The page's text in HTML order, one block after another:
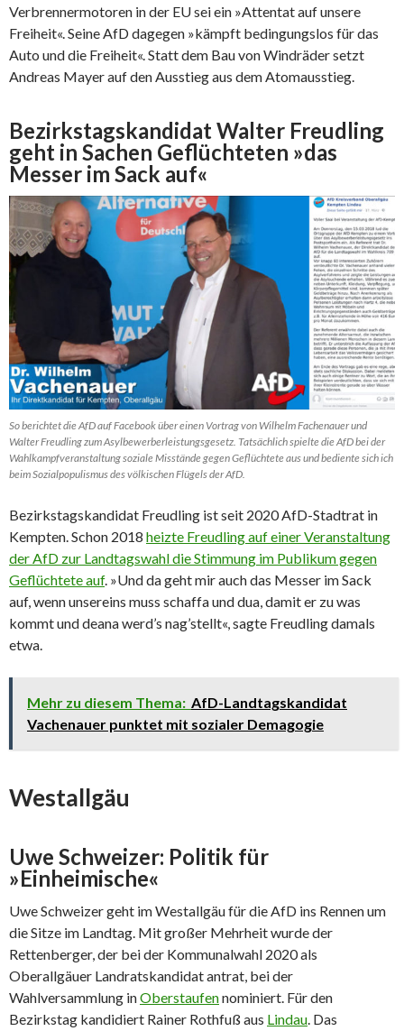
Verbrennermotoren in der EU sei ein »Attentat auf unsere
Freiheit«. Seine AfD dagegen »kämpft bedingungslos für das
Auto und die Freiheit«. Statt dem Bau von Windräder setzt
Andreas Mayer auf den Ausstieg aus dem Atomausstieg.
Bezirkstagskandidat Walter Freudling
geht in Sachen Geflüchteten »das
Messer im Sack auf«
So berichtet die AfD auf Facebook über einen Vortrag von Wilhelm Fachenauer und
Walter Freudling zum Asylbewerberleistungsgesetz. Tatsächlich spielte die AfD bei der
Wahlkampfveranstaltung soziale Misstände gegen Geflüchtete aus und bediente sich ich
beim Sozialpopulismus des völkischen Flügels der AfD.
Bezirkstagskandidat Freudling ist seit 2020 AfD-Stadtrat in
Kempten. Schon 2018 heizte Freudling auf einer Veranstaltung
der AfD zur Landtagswahl die Stimmung im Publikum gegen
Geflüchtete auf. »Und da geht mir auch das Messer im Sack
auf, wenn unsereins muss schaffa und dua, damit er zu was
kommt und deana werd’s nag’stellt«, sagte Freudling damals
etwa.
Mehr zu diesem Thema: AfD-Landtagskandidat
Vachenauer punktet mit sozialer Demagogie
Westallgäu
Uwe Schweizer: Politik für
»Einheimische«
Uwe Schweizer geht im Westallgäu für die AfD ins Rennen um
die Sitze im Landtag. Mit großer Mehrheit wurde der
Rettenberger, der bei der Kommunalwahl 2020 als
Oberallgäuer Landratskandidat antrat, bei der
Wahlversammlung inOberstaufennominiert. Für den
Bezirkstag kandidiert Rainer Rothfuß aus Lindau. Das